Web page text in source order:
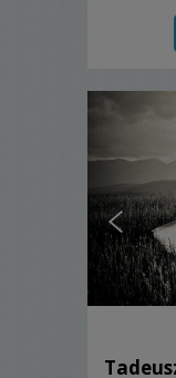
radość,